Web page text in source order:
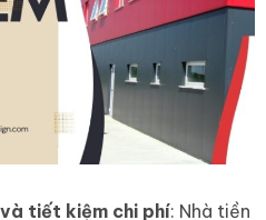
tiết kiệm chi phí: Nhà tiền